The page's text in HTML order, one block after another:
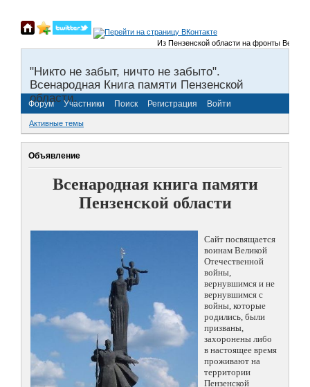
Из Пензенской области на фронты Великой
"Никто не забыт, ничто не забыто".
Всенародная Книга памяти Пензенской
области.
Форум Участники Поиск Регистрация Войти
Активные темы
Объявление
Всенародная книга памяти
Пензенской области
Сайт посвящается
воинам Великой
Отечественной
войны,
вернувшимся и не
вернувшимся с
войны, которые
родились, были
призваны,
захоронены либо
в настоящее время
проживают на
территории
Пензенской